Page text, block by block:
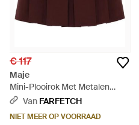
€ 117
Maje
Mini-Plooirok Met Metalen
Detail - Rood
Van FARFETCH
NIET MEER OP VOORRAAD